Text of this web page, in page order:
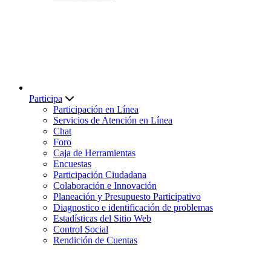
Participa
Participación en Línea
Servicios de Atención en Línea
Chat
Foro
Caja de Herramientas
Encuestas
Participación Ciudadana
Colaboración e Innovación
Planeación y Presupuesto Participativo
Diagnostico e identificación de problemas
Estadísticas del Sitio Web
Control Social
Rendición de Cuentas